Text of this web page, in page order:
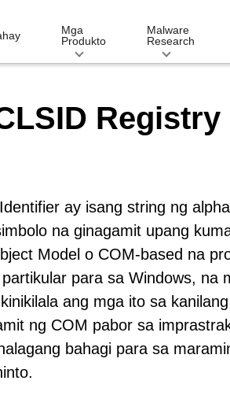
Mga
Produkto
Malware
Research
Registry
ay isang string ng
na ginagamit upang
Model o COM-based na
para sa Windows, na
ang mga ito sa
ng COM pabor sa
bahagi para sa